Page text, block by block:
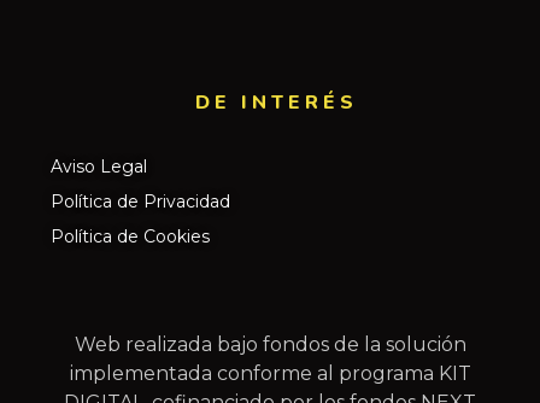
DE INTERÉS​
Aviso Legal
Política de Privacidad
Política de Cookies
Web realizada bajo fondos de la solución
implementada conforme al programa KIT